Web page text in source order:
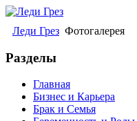
Леди Грез Фотогалерея
Разделы
Главная
Бизнес и Карьера
Брак и Семья